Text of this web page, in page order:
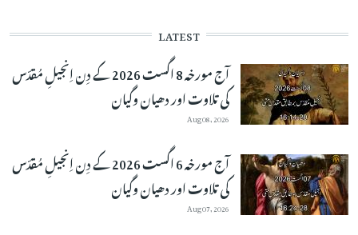
LATEST
آج مورخہ 8 اگست 2026 کے دِن اِنجیلِ مُقدّس
کی تلاوت اور دھیان وگیان
Aug 08, 2026
آج مورخہ 6 اگست 2026 کے دِن اِنجیلِ مُقدّس
کی تلاوت اور دھیان وگیان
Aug 07, 2026